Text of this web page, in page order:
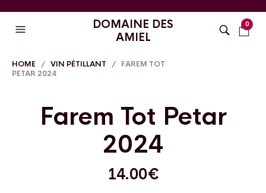
DOMAINE DES
AMIEL
0
HOME / VIN PÉTILLANT / FAREM TOT
PETAR 2024
Farem Tot Petar
2024
14.00€